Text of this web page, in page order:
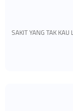
SAKIT YANG TAK